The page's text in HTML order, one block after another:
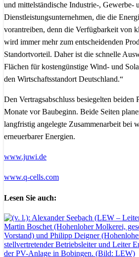
und mittelständische Industrie-, Gewerbe-
Dienstleistungsunternehmen, die die
vorantreiben, denn die Verfügbarkeit von
wird immer mehr zum entscheidenden
Standortvorteil. Daher ist die schnelle
Flächen für kostengünstige Wind- und
den Wirtschaftsstandort Deutschland.“
Den Vertragsabschluss besiegelten beiden
Monate vor Baubeginn. Beide Seiten
langfristig angelegte Zusammenarbeit bei
erneuerbarer Energien.
www.juwi.de
www.q-cells.com
Lesen Sie auch: